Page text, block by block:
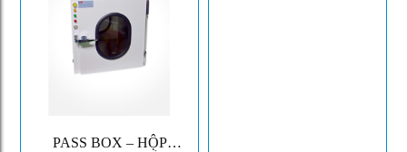
PASS BOX – HỘP